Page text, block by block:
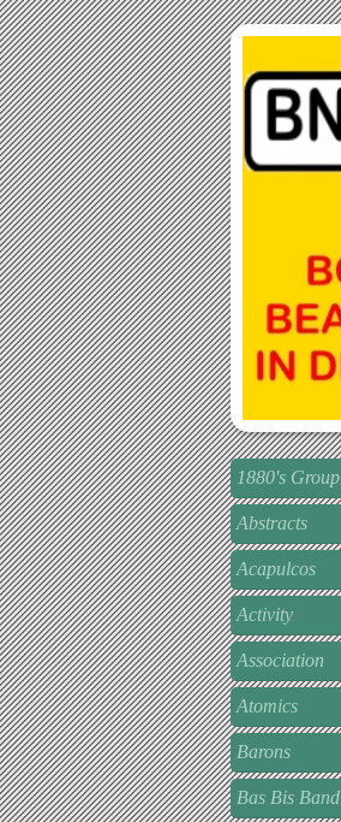
1880's Group
Abstracts
Acapulcos
Activity
Association
Atomics
Barons
Bas Bis Band